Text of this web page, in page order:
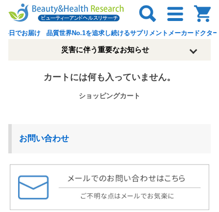
でお届け 品質世界No.1を追求し続けるサプリメントメーカードクター
災害に伴う重要なお知らせ
カートには何も入っていません。
ショッピングカート
お問い合わせ